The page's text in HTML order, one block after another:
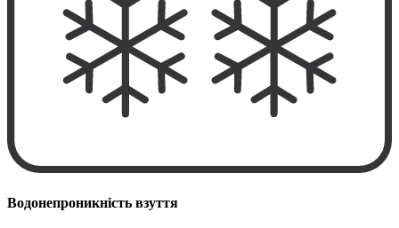
Водонепроникність взуття